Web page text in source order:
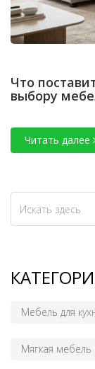
Что
выбору
Читать далее
Мебель для
Мягкая мебель